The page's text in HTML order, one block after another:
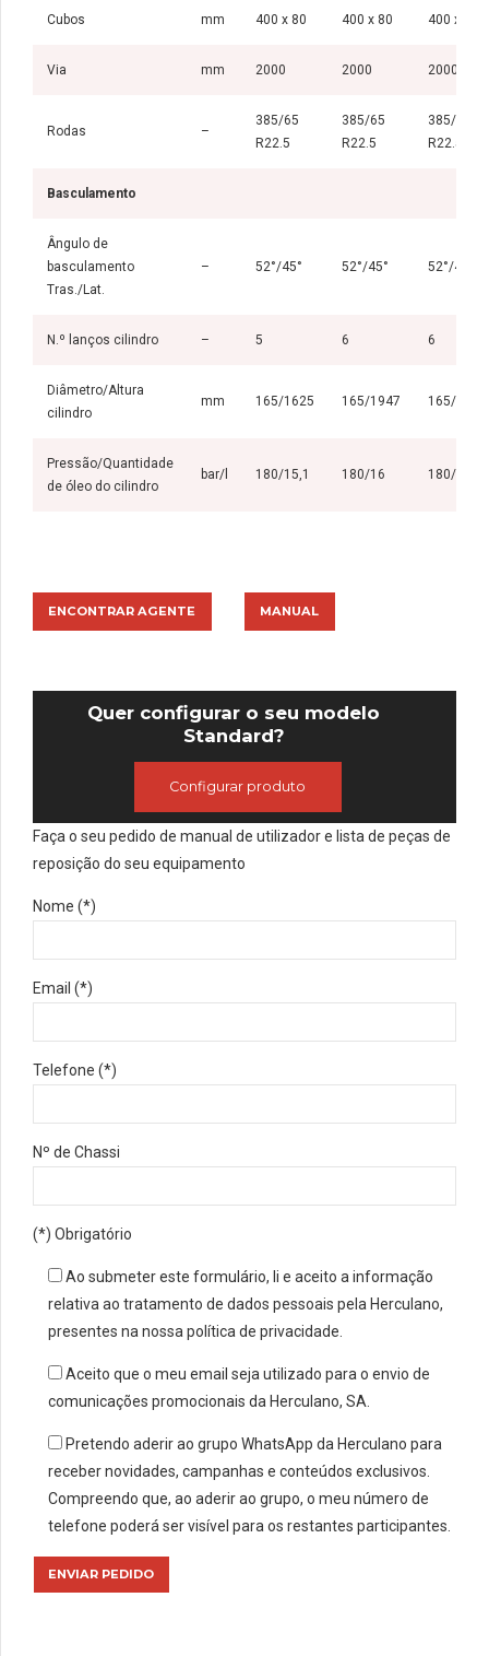
Cubos mm 400 x 80 400 x 80 400 x 80
Via mm 2000 2000 2000
Rodas –
385/65
R22.5
385/65
R22.5
385/65
R22.5
Basculamento
Ângulo de
basculamento
Tras./Lat.
– 52°/45° 52°/45° 52°/45°
N.º lanços cilindro – 5 6 6
Diâmetro/Altura
cilindro
mm 165/1625 165/1947 165/1947
Pressão/Quantidade
de óleo do cilindro
bar/l 180/15,1 180/16 180/16
ENCONTRAR AGENTE MANUAL
Quer configurar o seu modelo
Standard?
Configurar produto
Faça o seu pedido de manual de utilizador e lista de peças de
reposição do seu equipamento
Nome (*)
Email (*)
Telefone (*)
Nº de Chassi
(*) Obrigatório
Ao submeter este formulário, li e aceito a informação
relativa ao tratamento de dados pessoais pela Herculano,
presentes na nossa política de privacidade.
Aceito que o meu email seja utilizado para o envio de
comunicações promocionais da Herculano, SA.
Pretendo aderir ao grupo WhatsApp da Herculano para
receber novidades, campanhas e conteúdos exclusivos.
Compreendo que, ao aderir ao grupo, o meu número de
telefone poderá ser visível para os restantes participantes.